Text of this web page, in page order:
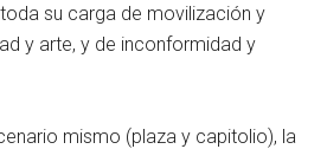
su carga de movilización y
y arte, y de inconformidad y
mismo (plaza y capitolio), la